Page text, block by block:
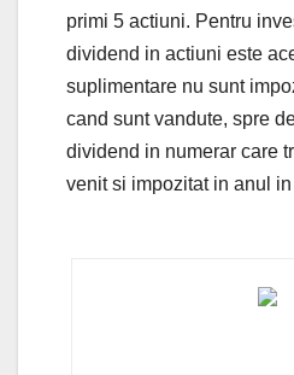
primi 5 actiuni. Pentru
dividend in actiuni este
suplimentare nu sunt
cand sunt vandute, spre
dividend in numerar care
venit si impozitat in anul